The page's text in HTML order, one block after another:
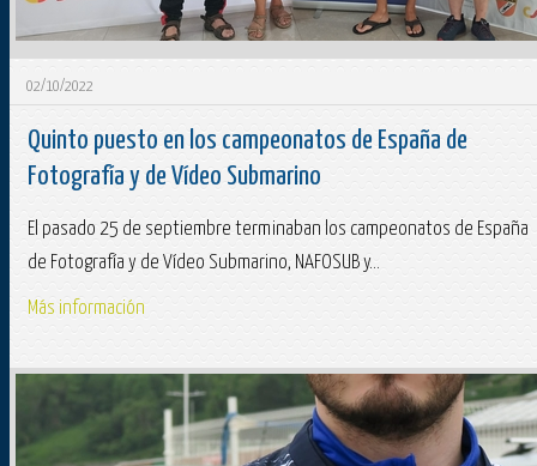
02/10/2022
Quinto puesto en los campeonatos de España de
Fotografía y de Vídeo Submarino
El pasado 25 de septiembre terminaban los campeonatos de España
de Fotografía y de Vídeo Submarino, NAFOSUB y...
Más información